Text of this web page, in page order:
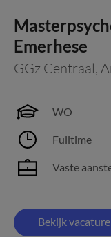
Emerhese
GGz Centraal,
WO
Fulltime
Vaste
Bekijk vacature